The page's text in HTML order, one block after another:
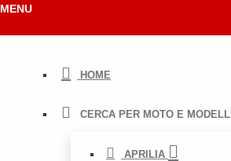
MENU
HOME
CERCA PER MOTO E MODELLI
APRILIA